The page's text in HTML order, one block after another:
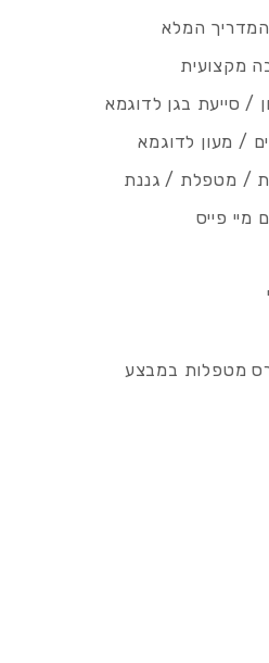
המדריך המלא
מקצועית
/ סייעת בגן לדוגמא
/ מעון לדוגמא
/ מטפלת / גננת
פייס
מטפלות במבצע